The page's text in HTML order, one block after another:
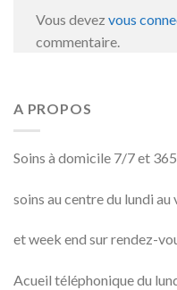
Vous devez vous
commentaire.
A PROPOS
Soins à domicile 7/7 et
soins au centre du lundi au
et week end sur rendez-
Acueil téléphonique du